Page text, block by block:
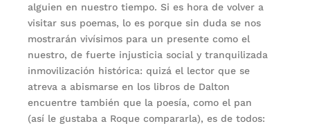
alguien en nuestro tiempo. Si es hora de volver a
visitar sus poemas, lo es porque sin duda se nos
mostrarán vivísimos para un presente como el
nuestro, de fuerte injusticia social y tranquilizada
inmovilización histórica: quizá el lector que se
atreva a abismarse en los libros de Dalton
encuentre también que la poesía, como el pan
(así le gustaba a Roque compararla), es de todos: